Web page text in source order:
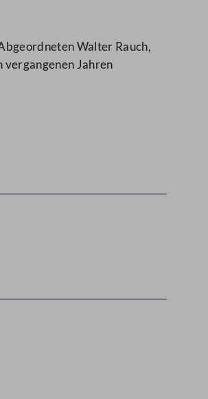
Walter Rauch,
Jahren